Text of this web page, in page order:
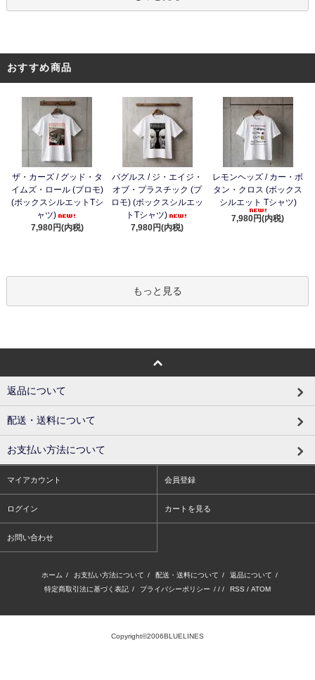
おすすめ商品
ザ・カーズ / グッド・タ
イムズ・ロール (プロモ)
(ボックスシルエットTシ
ャツ)
7,980円(内税)
バグルス / ジ・エイジ・
オブ・プラスチック (プ
ロモ) (ボックスシルエッ
トTシャツ)
7,980円(内税)
レモンヘッズ / カー・ボ
タン・クロス (ボックス
シルエット Tシャツ)
7,980円(内税)
もっと見る
返品について
配送・送料について
お支払い方法について
マイアカウント 会員登録
ログイン カートを見る
お問い合わせ
ホーム / お支払い方法について / 配送・送料について / 返品について /
特定商取引法に基づく表記 / プライバシーポリシー / / / RSS / ATOM
Copyright©2006BLUELINES